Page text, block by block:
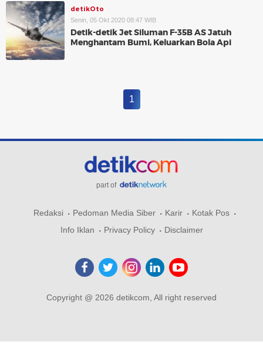
detikOto
Senin, 05 Okt 2020 08:47 WIB
Detik-detik Jet Siluman F-35B AS Jatuh
Menghantam Bumi, Keluarkan Bola Api
1
part of
Redaksi Pedoman Media Siber Karir
Kotak Pos
Info Iklan
Privacy Policy Disclaimer
Copyright @ 2026 detikcom, All right reserved